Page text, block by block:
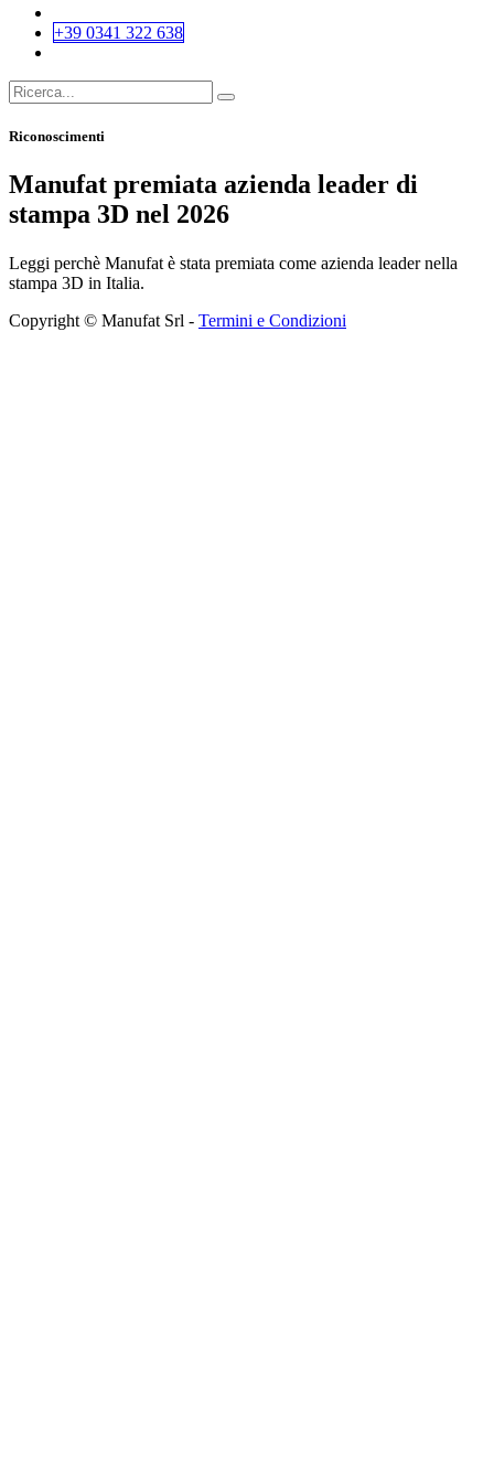
+39 0341 322 638
Riconoscimenti
Manufat premiata azienda leader di
stampa 3D nel 2026
Leggi perchè Manufat è stata premiata come azienda leader nella
stampa 3D in Italia.
Copyright © Manufat Srl - Termini e Condizioni